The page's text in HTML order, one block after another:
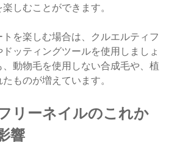
しむことができます。
を楽しむ場合は、クルエルティフ
ッティングツールを使用しましょ
動物毛を使用しない合成毛や、植
ものが増えています。
リーネイルのこれか
響